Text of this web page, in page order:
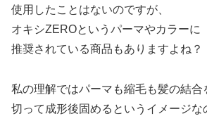
使用したことはないのですが、
オキシZEROというパーマやカラーに
推奨されている商品もありますよね？
私の理解ではパーマも縮毛も髪の結合
切って成形後固めるというイメージな